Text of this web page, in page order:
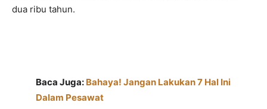
dua ribu tahun.
Baca Juga: Bahaya! Jangan Lakukan 7 Hal Ini
Dalam Pesawat